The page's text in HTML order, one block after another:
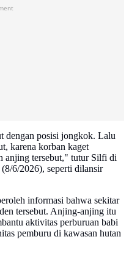
dengan posisi jongkok. Lalu
karena korban kaget
anjing tersebut," tutur Silfi di
6/2026), seperti dilansir
informasi bahwa sekitar
tersebut. Anjing-anjing itu
aktivitas perburuan babi
pemburu di kawasan hutan